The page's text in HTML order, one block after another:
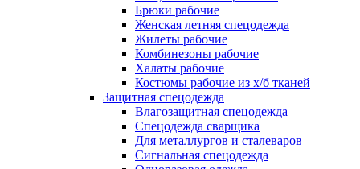
Брюки рабочие
Женская летняя спецодежда
Жилеты рабочие
Комбинезоны рабочие
Халаты рабочие
Костюмы рабочие из х/б тканей
Защитная спецодежда
Влагозащитная спецодежда
Спецодежда сварщика
Для металлургов и сталеваров
Сигнальная спецодежда